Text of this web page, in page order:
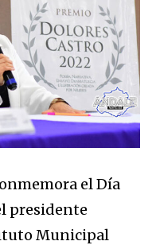
el Día
presidente
Municipal